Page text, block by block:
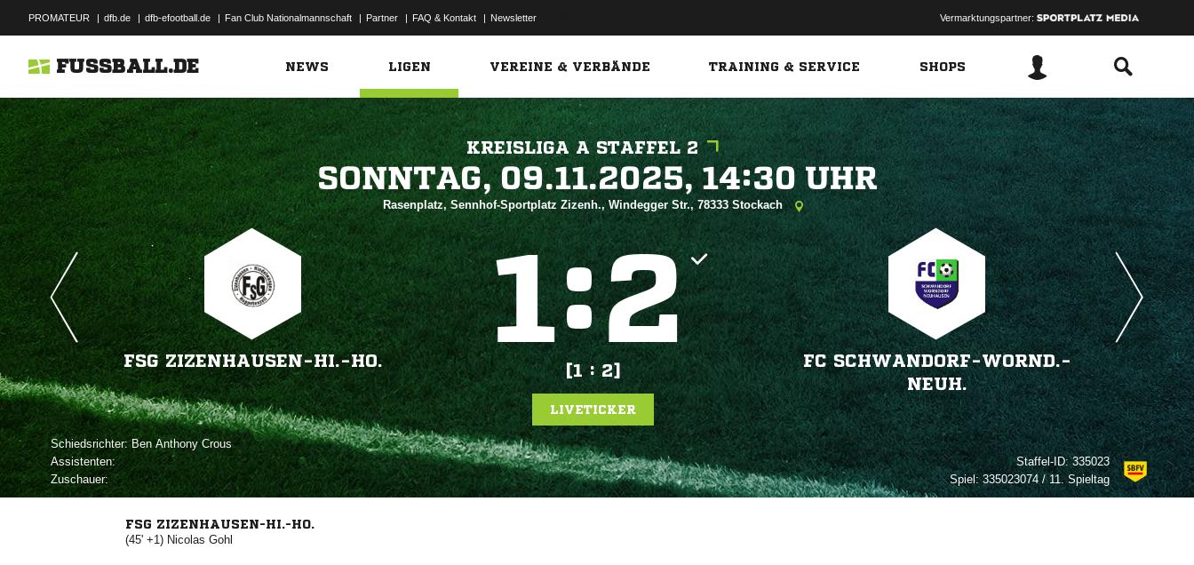
PROMATEUR | dfb.de | dfb-efootball.de | Fan Club Nationalmannschaft | Partner | FAQ & Kontakt | Newsletter Vermarktungspartner:
FUSSBALL.DE NEWS LIGEN VEREINE & VERBÄNDE TRAINING & SERVICE SHOPS
KREISLIGA A STAFFEL 2
   
Rasenplatz, Sennhof-Sportplatz Zizenh., Windegger Str., 78333 Stockach
FSG ZIZENHAUSEN-HI.-HO.
:
[1 : 2]
FC SCHWANDORF-WORND.-
NEUH.
LIVETICKER
Schiedsrichter:   
Assistenten:
Zuschauer:
Staffel-ID:335023
Spiel:335023074 / 11. Spieltag
FSG ZIZENHAUSEN-HI.-HO.
(45' +1)  